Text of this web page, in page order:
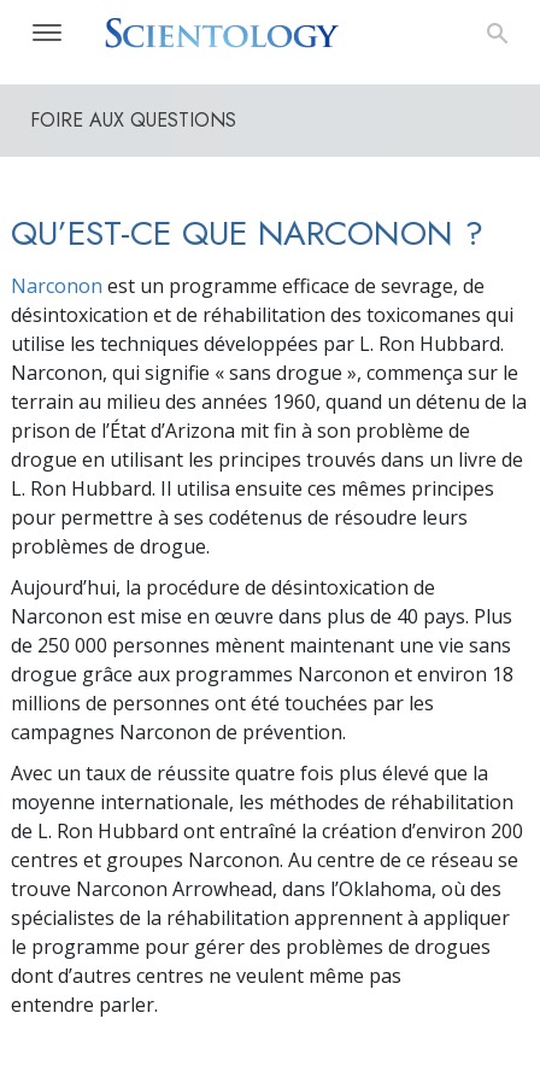
FOIRE AUX QUESTIONS
QU’EST-CE QUE NARCONON ?
Narconon est un programme efficace de sevrage, de
désintoxication et de réhabilitation des toxicomanes qui
utilise les techniques développées par L. Ron Hubbard.
Narconon, qui signifie « sans drogue », commença sur le
terrain au milieu des années 1960, quand un détenu de la
prison de l’État d’Arizona mit fin à son problème de
drogue en utilisant les principes trouvés dans un livre de
L. Ron Hubbard. Il utilisa ensuite ces mêmes principes
pour permettre à ses codétenus de résoudre leurs
problèmes de drogue.
Aujourd’hui, la procédure de désintoxication de
Narconon est mise en œuvre dans plus de 40 pays. Plus
de 250 000 personnes mènent maintenant une vie sans
drogue grâce aux programmes Narconon et environ 18
millions de personnes ont été touchées par les
campagnes Narconon de prévention.
Avec un taux de réussite quatre fois plus élevé que la
moyenne internationale, les méthodes de réhabilitation
de L. Ron Hubbard ont entraîné la création d’environ 200
centres et groupes Narconon. Au centre de ce réseau se
trouve Narconon Arrowhead, dans l’Oklahoma, où des
spécialistes de la réhabilitation apprennent à appliquer
le programme pour gérer des problèmes de drogues
dont d’autres centres ne veulent même pas
entendre parler.